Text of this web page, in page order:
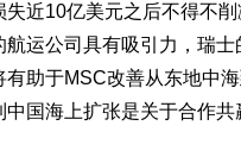
失近10亿美元之后不得不
航运公司具有吸引力，瑞
有助于MSC改善从东地中
国海上扩张是关于合作共